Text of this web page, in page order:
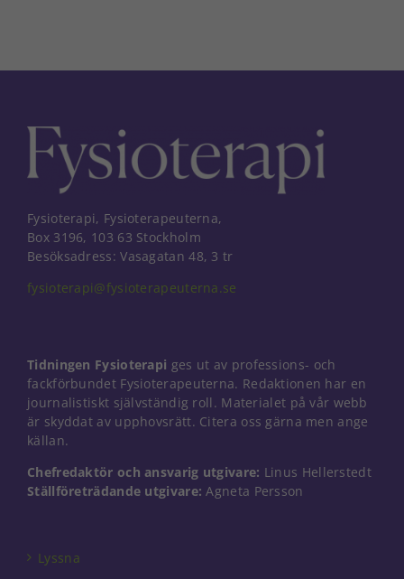
Fysioterapi, Fysioterapeuterna,
Box 3196, 103 63 Stockholm
Besöksadress: Vasagatan 48, 3 tr
fysioterapi@fysioterapeuterna.se
Tidningen Fysioterapi ges ut av professions- och
fackförbundet Fysioterapeuterna. Redaktionen har en
journalistiskt självständig roll. Materialet på vår webb
är skyddat av upphovsrätt. Citera oss gärna men ange
källan.
Chefredaktör och ansvarig utgivare: Linus Hellerstedt
Ställföreträdande utgivare: Agneta Persson
Lyssna
Nödvändiga